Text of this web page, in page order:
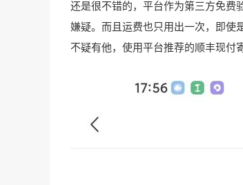
还是很不错的，平台作为第三方免费
嫌疑。而且运费也只用出一次，即使
不疑有他，使用平台推荐的顺丰现付